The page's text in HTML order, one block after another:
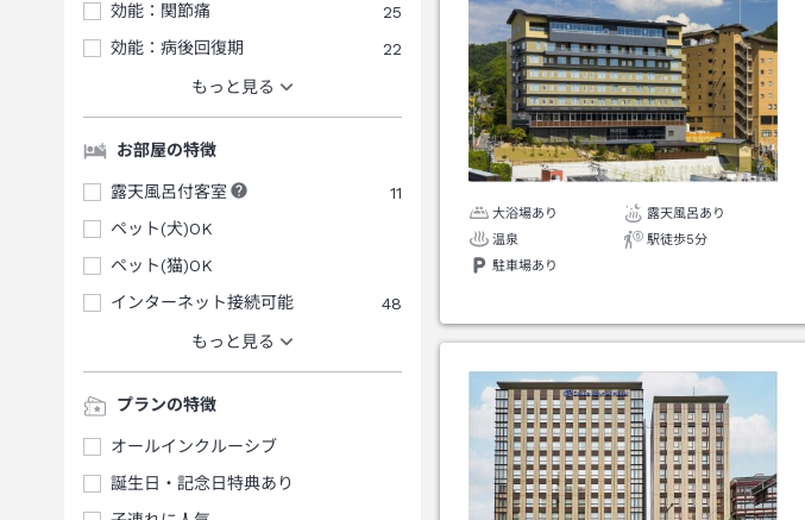
効能：関節痛
25
効能：病後回復期
22
もっと見る
お部屋の特徴
露天風呂付客室
11
ペット(犬)OK
ペット(猫)OK
インターネット接続可能
48
もっと見る
プランの特徴
オールインクルーシブ
誕生日・記念日特典あり
大浴場あり
露天風呂あり
温泉
駅徒歩5分
駐車場あり